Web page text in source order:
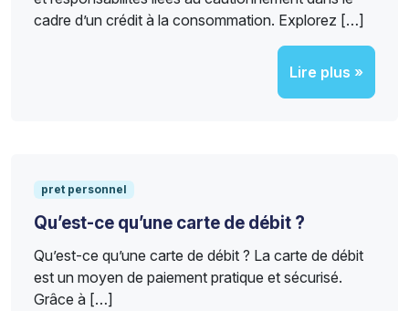
cadre d’un crédit à la consommation. Explorez […]
Lire plus »
pret personnel
Qu’est-ce qu’une carte de débit ?
Qu’est-ce qu’une carte de débit ? La carte de débit
est un moyen de paiement pratique et sécurisé.
Grâce à […]